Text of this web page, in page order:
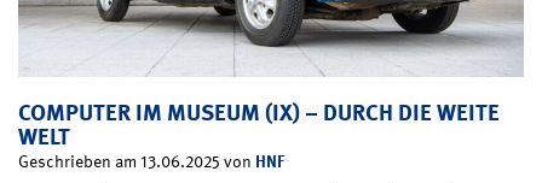
COMPUTER IM MUSEUM (IX) – DURCH DIE WEITE
WELT
Geschrieben am 13.06.2025 von HNF